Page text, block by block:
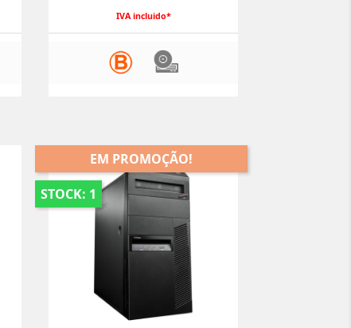
IVA incluido*
EM PROMOÇÃO!
STOCK: 1